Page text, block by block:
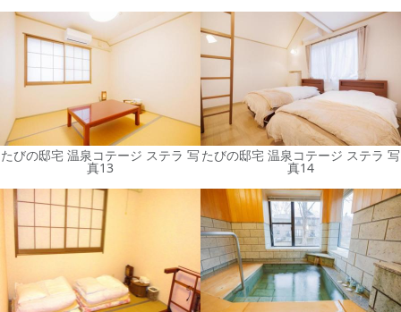
たびの邸宅 温泉コテージ ステラ 写
真13
たびの邸宅 温泉コテージ ステラ 写
真14